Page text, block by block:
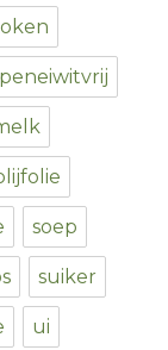
soep
suiker
ui